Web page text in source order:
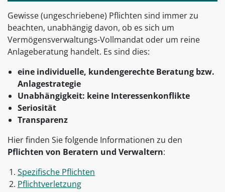
Gewisse (ungeschriebene) Pflichten sind immer zu
beachten, unabhängig davon, ob es sich um
Vermögensverwaltungs-Vollmandat oder um reine
Anlageberatung handelt. Es sind dies:
eine individuelle, kundengerechte Beratung bzw.
Anlagestrategie
Unabhängigkeit: keine Interessenkonflikte
Seriosität
Transparenz
Hier finden Sie folgende Informationen zu den
Pflichten von Beratern und Verwaltern:
Spezifische Pflichten
Pflichtverletzung